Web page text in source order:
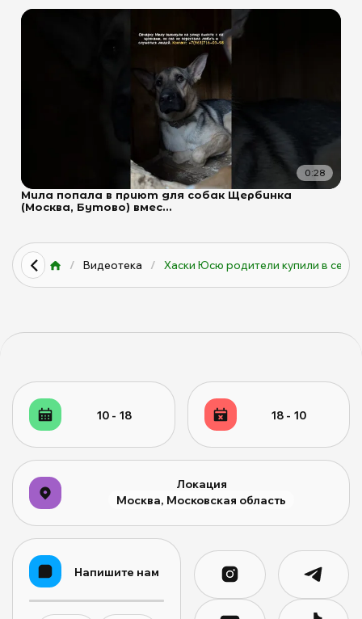
0:28
Мила попала в приют для собак Щербинка
(Москва, Бутово) вмес...
/ Видеотека / Хаски Юсю родители купили в се...
10 - 18 18 - 10
Локация
Москва, Московская область
Напишите нам